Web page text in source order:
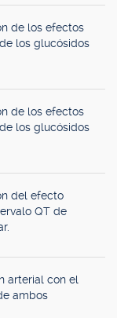
de los efectos
los glucósidos
de los efectos
los glucósidos
del efecto
QT de
arterial con el
ambos